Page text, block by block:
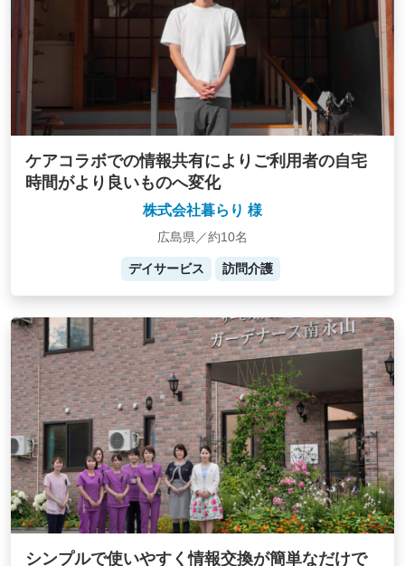
ケアコラボでの情報共有によりご利用者の自宅
時間がより良いものへ変化
株式会社暮らり 様
広島県／約10名
デイサービス 訪問介護
シンプルで使いやすく情報交換が簡単なだけで